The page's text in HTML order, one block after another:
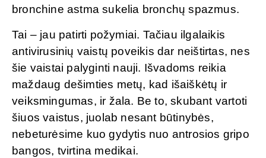
bronchine astma sukelia bronchų spazmus.
Tai – jau patirti požymiai. Tačiau ilgalaikis
antivirusinių vaistų poveikis dar neištirtas, nes
šie vaistai palyginti nauji. Išvadoms reikia
maždaug dešimties metų, kad išaiškėtų ir
veiksmingumas, ir žala. Be to, skubant vartoti
šiuos vaistus, juolab nesant būtinybės,
nebeturėsime kuo gydytis nuo antrosios gripo
bangos, tvirtina medikai.